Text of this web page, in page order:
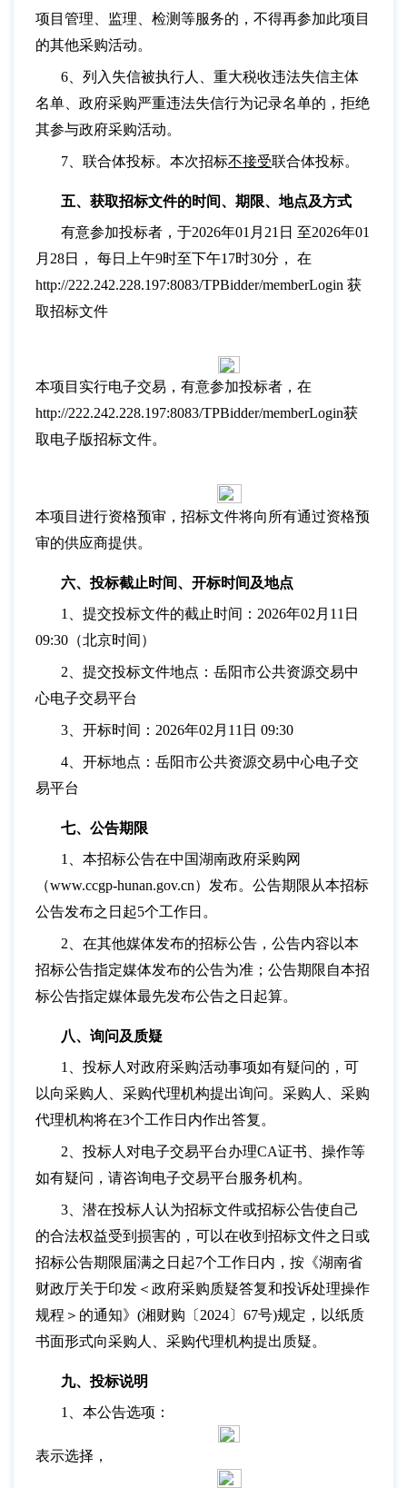
项目管理、监理、检测等服务的，不得再参加此项目
的其他采购活动。
6、列入失信被执行人、重大税收违法失信主体
名单、政府采购严重违法失信行为记录名单的，拒绝
其参与政府采购活动。
7、联合体投标。本次招标不接受联合体投标。
五、获取招标文件的时间、期限、地点及方式
有意参加投标者，于2026年01月21日 至2026年01
月28日， 每日上午9时至下午17时30分， 在
http://222.242.228.197:8083/TPBidder/memberLogin 获
取招标文件
本项目实行电子交易，有意参加投标者，在
http://222.242.228.197:8083/TPBidder/memberLogin获
取电子版招标文件。
本项目进行资格预审，招标文件将向所有通过资格预
审的供应商提供。
六、投标截止时间、开标时间及地点
1、提交投标文件的截止时间：2026年02月11日
09:30（北京时间）
2、提交投标文件地点：岳阳市公共资源交易中
心电子交易平台
3、开标时间：2026年02月11日 09:30
4、开标地点：岳阳市公共资源交易中心电子交
易平台
七、公告期限
1、本招标公告在中国湖南政府采购网
（www.ccgp-hunan.gov.cn）发布。公告期限从本招标
公告发布之日起5个工作日。
2、在其他媒体发布的招标公告，公告内容以本
招标公告指定媒体发布的公告为准；公告期限自本招
标公告指定媒体最先发布公告之日起算。
八、询问及质疑
1、投标人对政府采购活动事项如有疑问的，可
以向采购人、采购代理机构提出询问。采购人、采购
代理机构将在3个工作日内作出答复。
2、投标人对电子交易平台办理CA证书、操作等
如有疑问，请咨询电子交易平台服务机构。
3、潜在投标人认为招标文件或招标公告使自己
的合法权益受到损害的，可以在收到招标文件之日或
招标公告期限届满之日起7个工作日内，按《湖南省
财政厅关于印发＜政府采购质疑答复和投诉处理操作
规程＞的通知》(湘财购〔2024〕67号)规定，以纸质
书面形式向采购人、采购代理机构提出质疑。
九、投标说明
1、本公告选项：
表示选择，